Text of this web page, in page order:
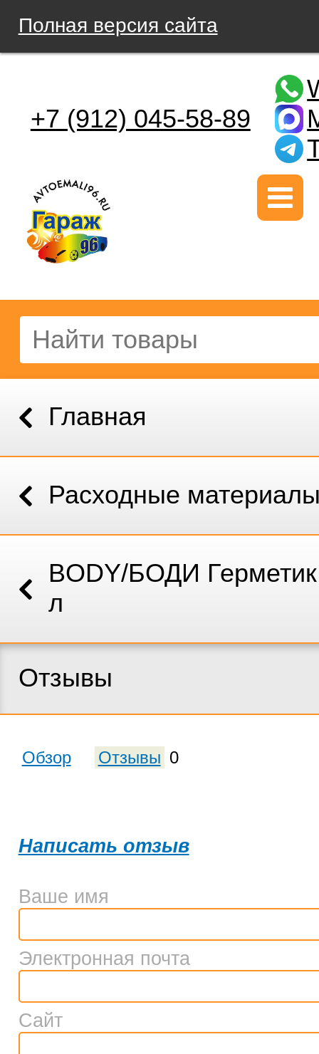
Полная версия сайта
+7 (912) 045-58-89
Главная
Расходные
BODY/БОДИ
л
Отзывы
Обзор Отзывы 0
Написать отзыв
Ваше имя
Электронная почта
Сайт